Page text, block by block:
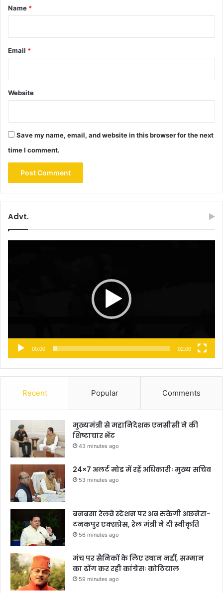
*
Name *
Email *
Website
Save my name, email, and website in this browser for the next
time I comment.
Advt.
00:00 02:00
Recent Popular Comments
मुख्यमंत्री से महानिदेशक एनसीसी ने की
शिष्टाचार भेंट
43 minutes ago
24×7 अलर्ट मोड में रहें अधिकारीः मुख्य सचिव
53 minutes ago
बनबसा रेलवे स्टेशन पर अब रुकेगी अछनेरा-
टनकपुर एक्सप्रेस, रेल मंत्री ने दी स्वीकृति
56 minutes ago
मंच पर सैनिकों के लिए स्थान नहीं, सम्मान
का ढोंग कर रही कांग्रेसः कोठियाल
59 minutes ago